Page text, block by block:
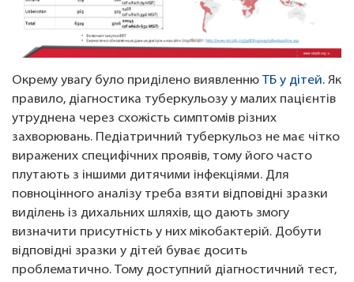
Окрему увагу було приділено виявленню ТБ у дітей. Як
правило, діагностика туберкульозу у малих пацієнтів
утруднена через схожість симптомів різних
захворювань. Педіатричний туберкульоз не має чітко
виражених специфічних проявів, тому його часто
плутають з іншими дитячими інфекціями. Для
повноцінного аналізу треба взяти відповідні зразки
виділень із дихальних шляхів, що дають змогу
визначити присутність у них мікобактерій. Добути
відповідні зразки у дітей буває досить
проблематично. Тому доступний діагностичний тест,